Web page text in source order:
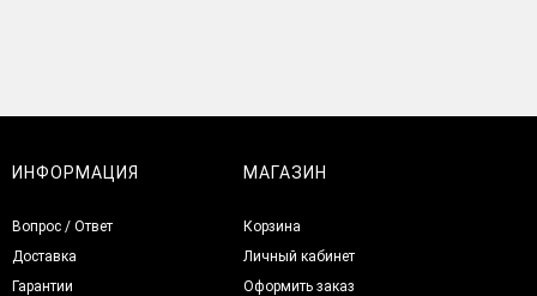
ИНФОРМАЦИЯ
Вопрос / Ответ
Доставка
Гарантии
МАГАЗИН
Корзина
Личный кабинет
Оформить заказ